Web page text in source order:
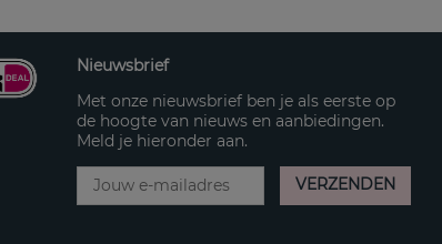
Nieuwsbrief
Met onze nieuwsbrief ben je als eerste op
de hoogte van nieuws en aanbiedingen.
Meld je hieronder aan.
VERZENDEN